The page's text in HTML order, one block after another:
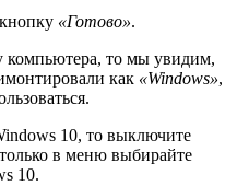
«Готово».
компьютера, то мы увидим,
как «Windows»,
10, то выключите
в меню выбирайте
10.